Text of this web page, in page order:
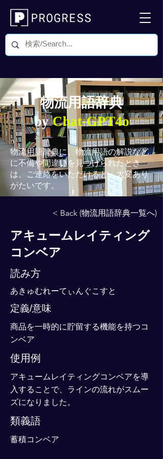
物流用語辞典
byChat-GPT4o
物流用語辞典に、物流用語の解説など
に不備や間違いを見つけられたとき
は、ご連絡をいただけると、大変あり
がたいです。
< Back (物流用語辞典一覧へ)
アキュームレイティング
コンベア
読み方
あきゅむれーてぃんぐこすと
定義/意味
商品を一時的に貯留する機能を持つコ
ンベア
使用例
アキュームレイティングコンベアを導
入することで、ラインの流れがスムー
ズになりました。
類義語
蓄積コンベア